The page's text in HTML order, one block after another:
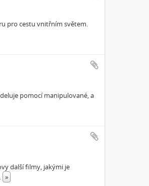
pro cestu vnitřním světem.
pomocí manipulované, a
další filmy, jakými je
»